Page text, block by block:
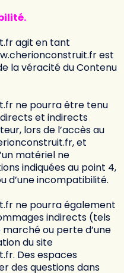
agit en tant
est
la véracité du Contenu
ne pourra être tenu
et indirects
lors de l’accès au
, et
matériel ne
indiquées au point 4,
d’une incompatibilité.
ne pourra également
indirects (tels
ou perte d’une
du site
. Des espaces
des questions dans